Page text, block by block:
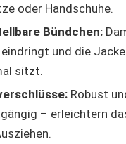
oder Handschuhe.
Bündchen:
und die
sitzt.
Robust
– erleichtern